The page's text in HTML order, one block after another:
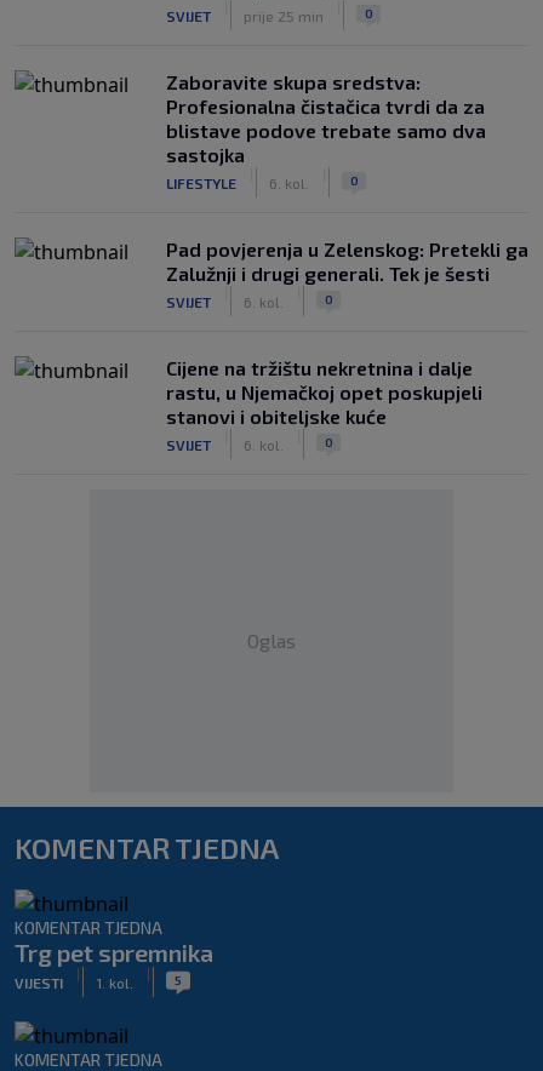
SVIJET prije 25 min 0
Zaboravite skupa sredstva:
Profesionalna čistačica tvrdi da za
blistave podove trebate samo dva
sastojka
LIFESTYLE 6. kol. 0
Pad povjerenja u Zelenskog: Pretekli ga
Zalužnji i drugi generali. Tek je šesti
SVIJET 6. kol. 0
Cijene na tržištu nekretnina i dalje
rastu, u Njemačkoj opet poskupjeli
stanovi i obiteljske kuće
SVIJET 6. kol. 0
Oglas
KOMENTAR TJEDNA
KOMENTAR TJEDNA
Trg pet spremnika
VIJESTI
|
1. kol.
| 5
KOMENTAR TJEDNA